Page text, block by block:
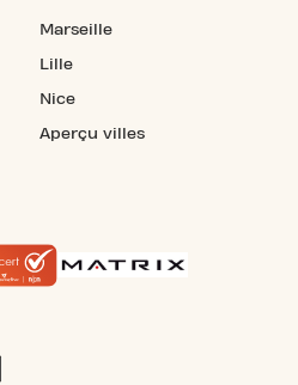
Marseille
Lille
Nice
Aperçu villes